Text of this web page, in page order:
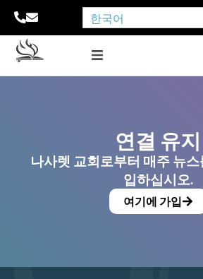
한국어
연결 유지
나사렛 교회로부터 매주 뉴
입하십시오.
여기에 가입